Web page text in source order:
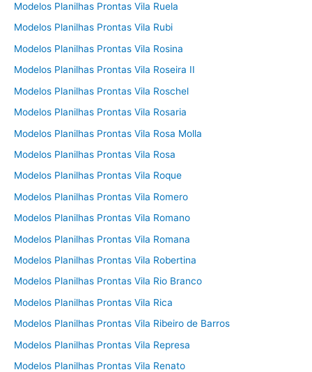
Modelos Planilhas Prontas Vila Ruela
Modelos Planilhas Prontas Vila Rubi
Modelos Planilhas Prontas Vila Rosina
Modelos Planilhas Prontas Vila Roseira II
Modelos Planilhas Prontas Vila Roschel
Modelos Planilhas Prontas Vila Rosaria
Modelos Planilhas Prontas Vila Rosa Molla
Modelos Planilhas Prontas Vila Rosa
Modelos Planilhas Prontas Vila Roque
Modelos Planilhas Prontas Vila Romero
Modelos Planilhas Prontas Vila Romano
Modelos Planilhas Prontas Vila Romana
Modelos Planilhas Prontas Vila Robertina
Modelos Planilhas Prontas Vila Rio Branco
Modelos Planilhas Prontas Vila Rica
Modelos Planilhas Prontas Vila Ribeiro de Barros
Modelos Planilhas Prontas Vila Represa
Modelos Planilhas Prontas Vila Renato